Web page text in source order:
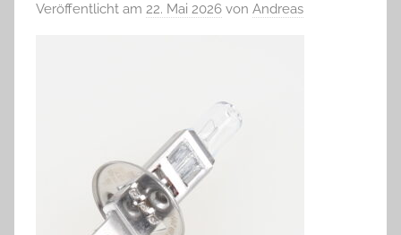
Veröffentlicht am 22. Mai 2026 von Andreas